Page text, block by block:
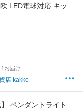
LED電球対応 キッチ
井照明 ダクトレール
ニング 廊下 インテリ
内玄関 寝室 リビン
お届け
店 kakko
ペンダントライト